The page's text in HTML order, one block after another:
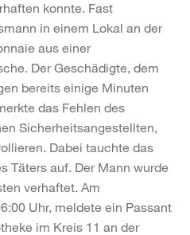
konnte. Fast
in einem Lokal an der
aus einer
Der Geschädigte, dem
bereits einige Minuten
das Fehlen des
Sicherheitsangestellten,
Dabei tauchte das
Täters auf. Der Mann wurde
verhaftet. Am
Uhr, meldete ein Passant
im Kreis 11 an der